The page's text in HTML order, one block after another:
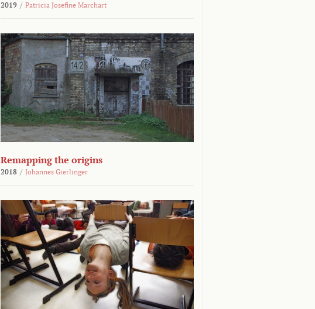
2019 / Patricia Josefine Marchart
Remapping the origins
2018 / Johannes Gierlinger